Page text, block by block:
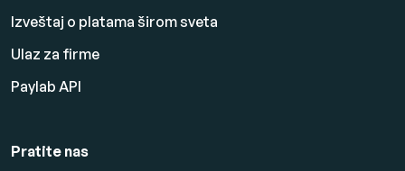
Izveštaj o platama širom sveta
Ulaz za firme
Paylab API
Pratite nas